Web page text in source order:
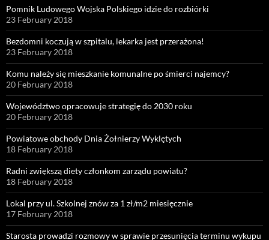
Pomnik Ludowego Wojska Polskiego idzie do rozbiórki
23 February 2018
Bezdomni koczują w szpitalu, lekarka jest przerażona!
23 February 2018
Komu należy się mieszkanie komunalne po śmierci najemcy?
20 February 2018
Województwo opracowuje strategię do 2030 roku
20 February 2018
Powiatowe obchody Dnia Żołnierzy Wyklętych
18 February 2018
Radni zwiększą diety członkom zarządu powiatu?
18 February 2018
Lokal przy ul. Szkolnej znów za 1 zł/m2 miesięcznie
17 February 2018
Starosta prowadzi rozmowy w sprawie przesunięcia terminu wykupu